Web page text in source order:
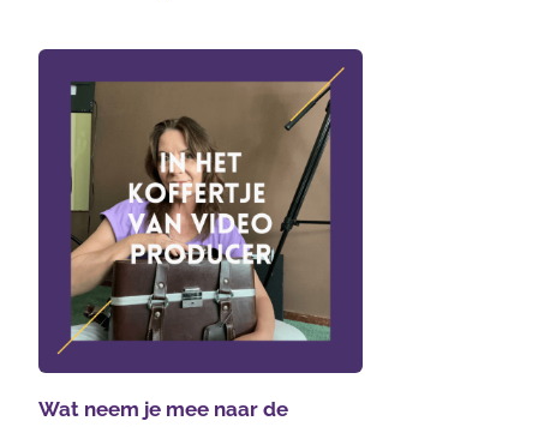
Wat neem je mee naar de